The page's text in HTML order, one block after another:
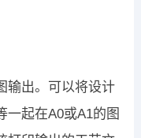
输出。可以将设计
一起在A0或A1的图